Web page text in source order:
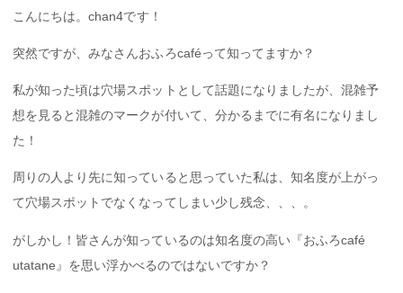
こんにちは。chan4です！
突然ですが、みなさんおふろcaféって知ってますか？
私が知った頃は穴場スポットとして話題になりましたが、混雑予
想を見ると混雑のマークが付いて、分かるまでに有名になりまし
た！
周りの人より先に知っていると思っていた私は、知名度が上がっ
て穴場スポットでなくなってしまい少し残念、、、。
がしかし！皆さんが知っているのは知名度の高い『おふろcafé
utatane』を思い浮かべるのではないですか？